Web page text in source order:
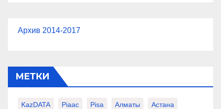
Архив 2014-2017
МЕТКИ
KazDATA Piaac Pisa Алматы Астана